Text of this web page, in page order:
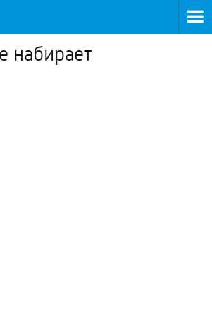
набирает